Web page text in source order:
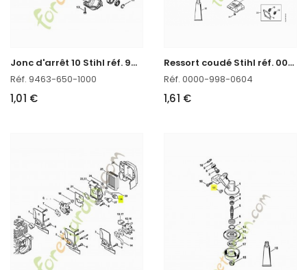
J
onc d'arrêt 10 Stihl réf. 9463-650-1000 en stock
Réf. 9463-650-1000
1,01 €
R
essort coudé Stihl réf. 0000-998-0604 en stock
Réf. 0000-998-0604
1,61 €